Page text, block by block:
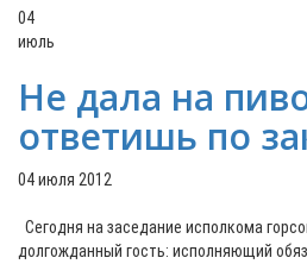
04
июль
Не дала на
ответишь по
04 июля 2012
Сегодня на заседание исполкома
долгожданный гость: исполняющий